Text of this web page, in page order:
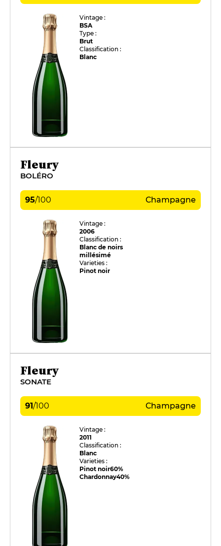
Vintage :
BSA
Type :
Brut
Classification :
Blanc
Fleury
BOLÉRO
95/100 Champagne
Vintage :
2006
Classification :
Blanc de noirs
millésimé
Varieties :
Pinot noir
Fleury
SONATE
91/100 Champagne
Vintage :
2011
Classification :
Blanc
Varieties :
Pinot noir60%
Chardonnay40%